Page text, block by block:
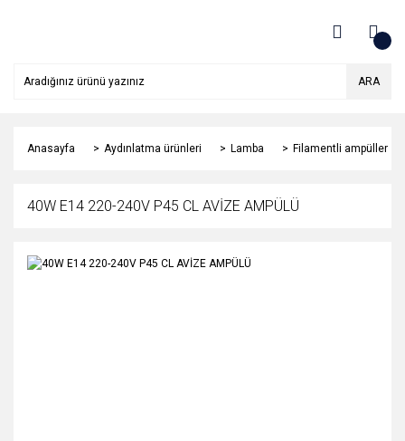
ARA
Anasayfa Aydınlatma ürünleri Lamba Filamentli ampüller
40W E14 220-240V P45 CL AVİZE AMPÜLÜ